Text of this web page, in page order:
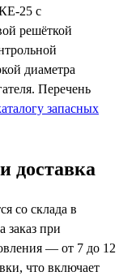
25 с
решёткой
диаметра
Перечень
запасных
доставка
со склада в
заказ при
— от 7 до 12
что включает